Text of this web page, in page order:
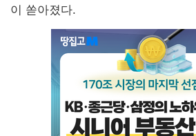
이 쏟아졌다.